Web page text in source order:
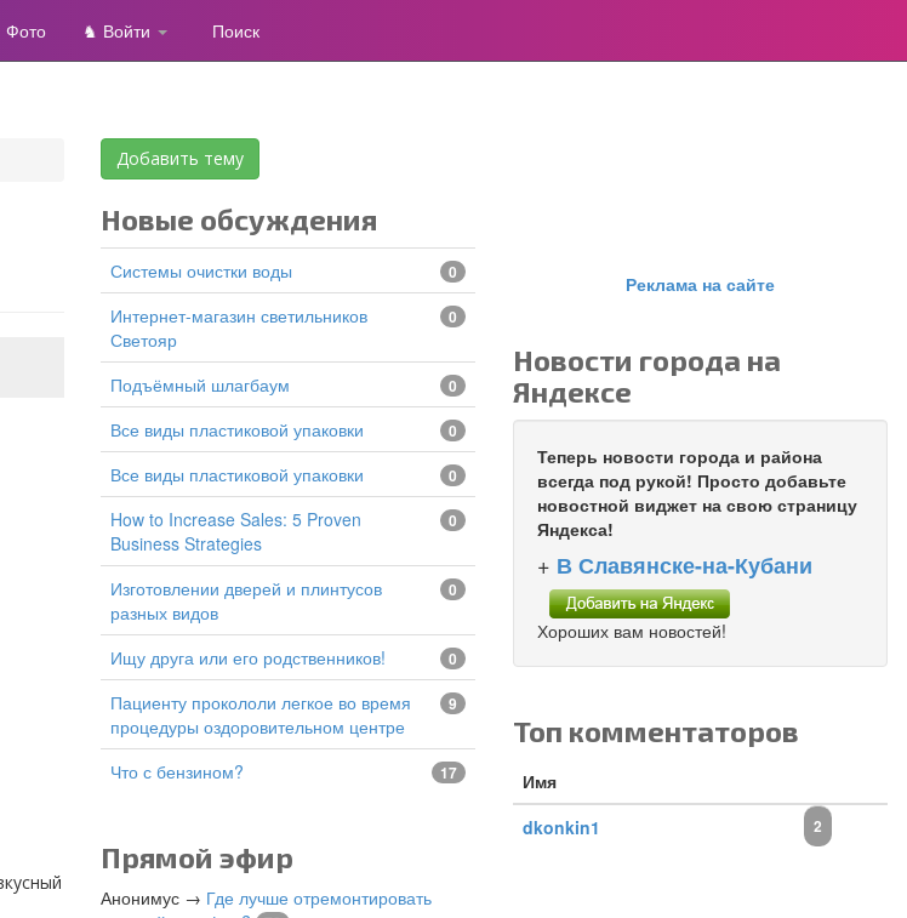
Фото ♞ Войти Поиск
Добавить тему
Новые обсуждения
Системы очистки воды 0
Интернет-магазин светильников
Светояр
0
подъёмный шлагбаум 0
все виды пластиковой упаковки 0
все виды пластиковой упаковки 0
How to Increase Sales: 5 Proven
Business Strategies
0
изготовлении дверей и плинтусов
разных видов
0
Ищу друга или его родственников! 0
Пациенту прокололи легкое во время
процедуры оздоровительном центре
9
Что с бензином? 17
Прямой эфир
Анонимус → Где лучше отремонтировать
Реклама на сайте
Новости города на
Яндексе
Теперь новости города и района
всегда под рукой! Просто добавьте
новостной виджет на свою страницу
Яндекса!
+ В Славянске-на-Кубани
Хороших вам новостей!
Топ комментаторов
Имя
dkonkin1
2